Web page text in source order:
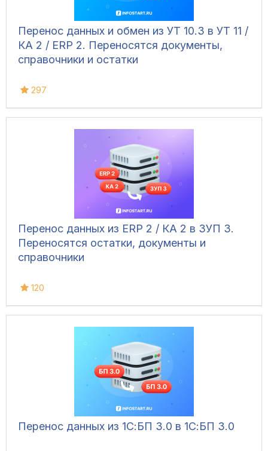
Перенос данных и обмен из УТ 10.3 в УТ 11 /
КА 2 / ERP 2. Переносятся документы,
справочники и остатки
297
Перенос данных из ERP 2 / КА 2 в ЗУП 3.
Переносятся остатки, документы и
справочники
120
Перенос данных из 1С:БП 3.0 в 1С:БП 3.0